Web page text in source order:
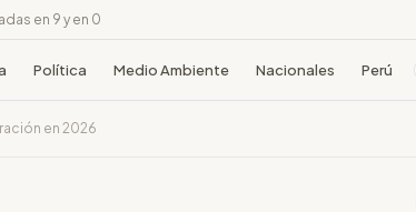
en 9 y en 0
Política Medio Ambiente Nacionales Perú
en 2026